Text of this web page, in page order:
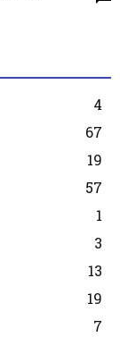
4
67
19
57
1
3
13
19
7